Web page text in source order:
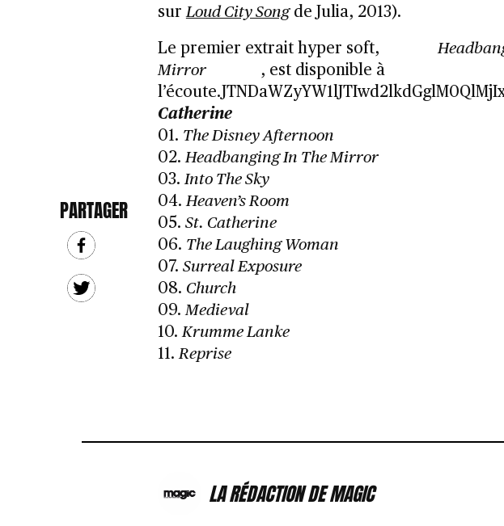
PARTAGER
surLoud City Songde Julia, 2013).
Le premier extrait hyper soft,
Mirror
, est disponible à
Catherine
01. The Disney Afternoon
02.Headbanging In The Mirror
03.Into The Sky
04.Heaven’s Room
05. St. Catherine
06. The Laughing Woman
07. Surreal Exposure
08. Church
09.Medieval
10.Krumme Lanke
11.Reprise
LA RÉDACTION DE MAGIC